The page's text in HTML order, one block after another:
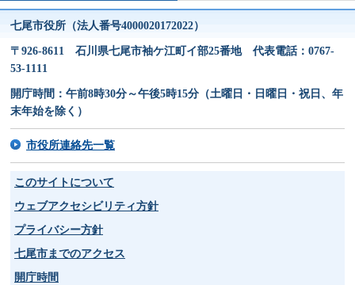
七尾市役所（法人番号4000020172022）
〒926-8611 石川県七尾市袖ケ江町イ部25番地 代表電話：0767-
53-1111
開庁時間：午前8時30分～午後5時15分（土曜日・日曜日・祝日、年
末年始を除く）
市役所連絡先一覧
このサイトについて
ウェブアクセシビリティ方針
プライバシー方針
七尾市までのアクセス
開庁時間